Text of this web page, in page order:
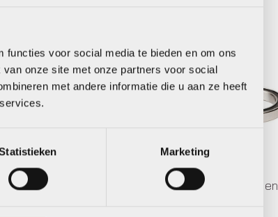
voor social media te bieden en om ons
onze site met onze partners voor social
met andere informatie die u aan ze heeft
Marketing
en
Wielonderdelen en